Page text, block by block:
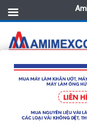
OTHER MACHINES